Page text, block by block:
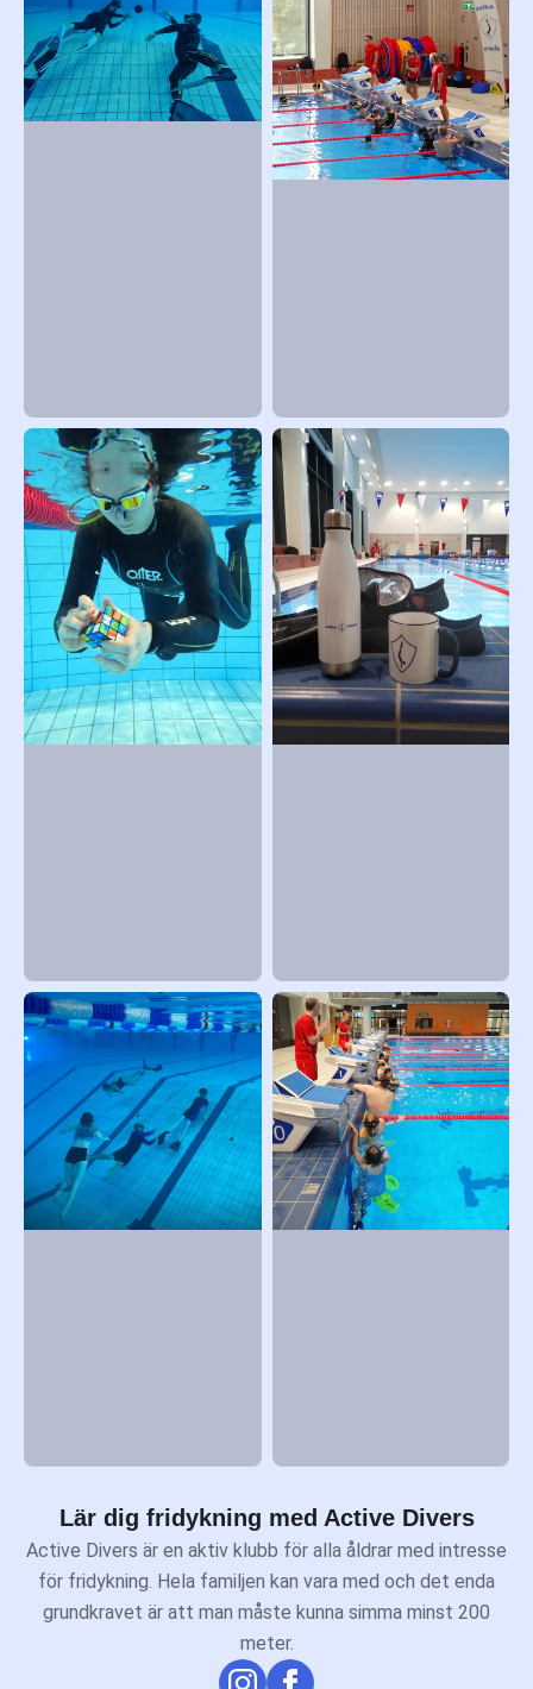
Lär dig fridykning med Active Divers
Active Divers är en aktiv klubb för alla åldrar med intresse
för fridykning. Hela familjen kan vara med och det enda
grundkravet är att man måste kunna simma minst 200
meter.